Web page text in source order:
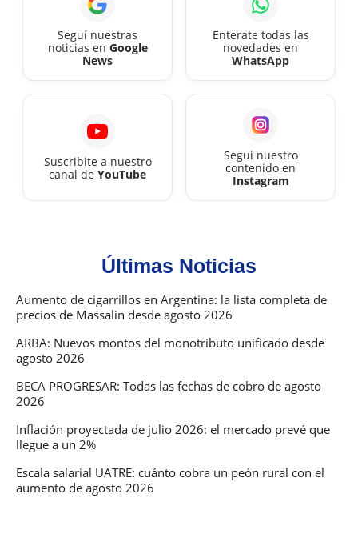
Seguí nuestras
noticias en Google
News
Enterate todas las
novedades en
WhatsApp
Suscribite a nuestro
canal de YouTube
Segui nuestro
contenido en
Instagram
Últimas Noticias
Aumento de cigarrillos en Argentina: la lista completa de
precios de Massalin desde agosto 2026
ARBA: Nuevos montos del monotributo unificado desde
agosto 2026
BECA PROGRESAR: Todas las fechas de cobro de agosto
2026
Inflación proyectada de julio 2026: el mercado prevé que
llegue a un 2%
Escala salarial UATRE: cuánto cobra un peón rural con el
aumento de agosto 2026